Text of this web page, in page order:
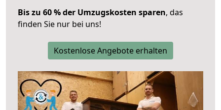
Bis zu 60 % der Umzugskosten sparen, das
finden Sie nur bei uns!
Kostenlose Angebote erhalten